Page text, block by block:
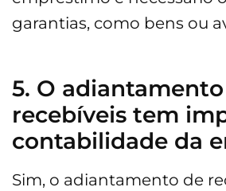
garantias, como bens ou
5. O
recebíveis tem
contabilidade da
Sim, o adiantamento de